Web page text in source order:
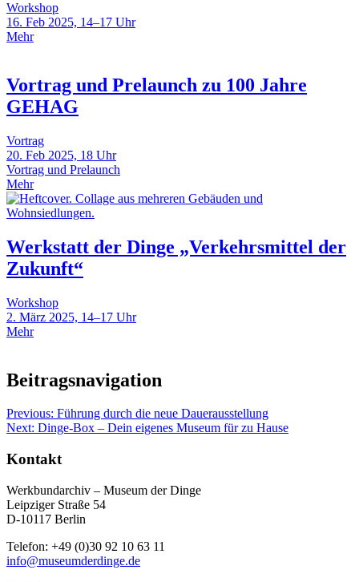
Workshop
16. Feb 2025, 14–17 Uhr
Mehr
Vortrag und Prelaunch zu 100 Jahre
GEHAG
Vortrag
20. Feb 2025, 18 Uhr
Vortrag und Prelaunch
Mehr
Werkstatt der Dinge „Verkehrsmittel der
Zukunft“
Workshop
2. März 2025, 14–17 Uhr
Mehr
Beitragsnavigation
Previous: Führung durch die neue Dauerausstellung
Next: Dinge-Box – Dein eigenes Museum für zu Hause
Kontakt
Werkbundarchiv – Museum der Dinge
Leipziger Straße 54
D-10117 Berlin
Telefon: +49 (0)30 92 10 63 11
info@museumderdinge.de